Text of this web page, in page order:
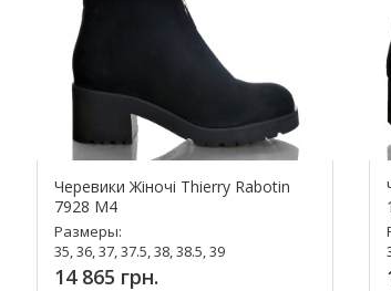
Черевики Жіночі Thierry Rabotin
7928 M4
Размеры:
35, 36, 37, 37.5, 38, 38.5, 39
14 865 грн.